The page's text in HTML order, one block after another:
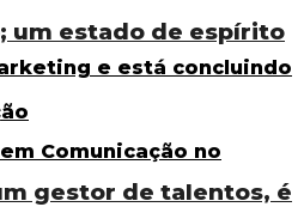
um estado de espírito
gestor de talentos, é